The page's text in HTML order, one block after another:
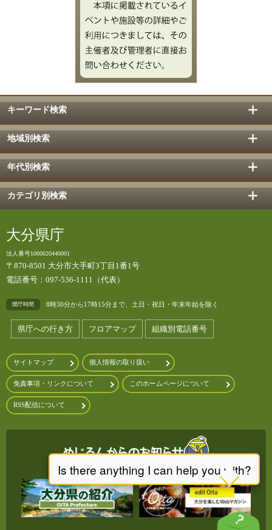
キーワード検索
地域別検索
年代別検索
カテゴリ別検索
大分県庁
法人番号1000020440001
〒870-8501 大分市大手町3丁目1番1号
電話番号：097-536-1111（代表）
開庁時間 8時30分から17時15分まで、土日・祝日・年末年始を除く
県庁への行き方 フロアマップ 組織別電話番号
サイトマップ 個人情報の取り扱い
免責事項・リンクについて このホームページについて
RSS配信について